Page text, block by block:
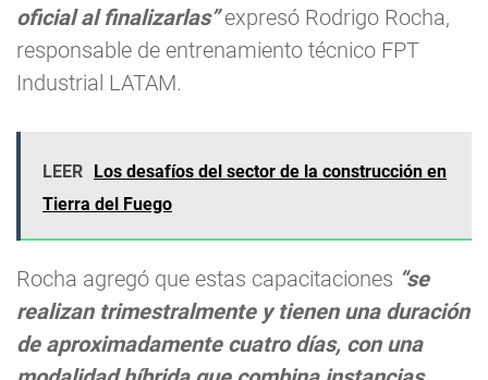
oficial al finalizarlas”expresó Rodrigo Rocha,
responsable de entrenamiento técnico FPT
Industrial LATAM.
LEER
Los desafíos del sector de la construcción en
Tierra del Fuego
Rocha agregó que estas capacitaciones “se
realizan trimestralmente y tienen una duración
de aproximadamente cuatro días, con una